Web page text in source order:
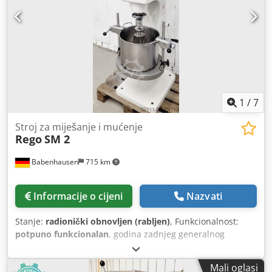
od stručne radionice! Iskoristite više od 35 godina iskustva!
Opcije: dodatna oprema prstenasti plinski plamenik
Cedpfx Afjygcxbsiorf ugovor o održavanju servisni paket
dostava obuka / puštanje u rad Velik broj drugih miješalica
1 /7
Babenhausen 715 km
Stroj za miješanje i mućenje
RegoSM 2
Informacije o cijeni Nazvati
Stanje: radionički obnovljen (rabljen), Funkcionalnost:
potpuno funkcionalan, godina zadnjeg generalnog
, ulazni napon:400 V
07/2027, ukupna duljina:615 mm, ukupna masa:258 kg,
Mali oglasi